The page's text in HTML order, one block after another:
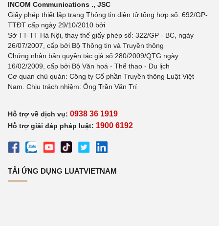
INCOM Communications ., JSC
Giấy phép thiết lập trang Thông tin điện tử tổng hợp số: 692/GP-
TTĐT cấp ngày 29/10/2010 bởi
Sở TT-TT Hà Nội, thay thế giấy phép số: 322/GP - BC, ngày
26/07/2007, cấp bởi Bộ Thông tin và Truyền thông
Chứng nhận bản quyền tác giả số 280/2009/QTG ngày
16/02/2009, cấp bởi Bộ Văn hoá - Thể thao - Du lịch
Cơ quan chủ quản: Công ty Cổ phần Truyền thông Luật Việt
Nam. Chịu trách nhiệm: Ông Trần Văn Trí
Hỗ trợ về dịch vụ: 0938 36 1919
Hỗ trợ giải đáp pháp luật: 1900 6192
TẢI ỨNG DỤNG LUATVIETNAM